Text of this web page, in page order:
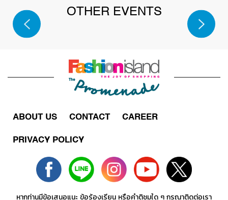
OTHER EVENTS
SPORT
SALE
ABOUT US CONTACT CAREER
PRIVACY POLICY
หากท่านมีข้อเสนอแนะ ข้อร้องเรียน หรือคำติชมใด ๆ กรุณาติดต่อเรา